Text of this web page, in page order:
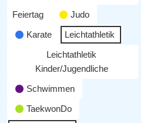
Feiertag
Judo
Karate
Leichtathletik
Leichtathletik
Kinder/Jugendliche
Schwimmen
TaekwonDo